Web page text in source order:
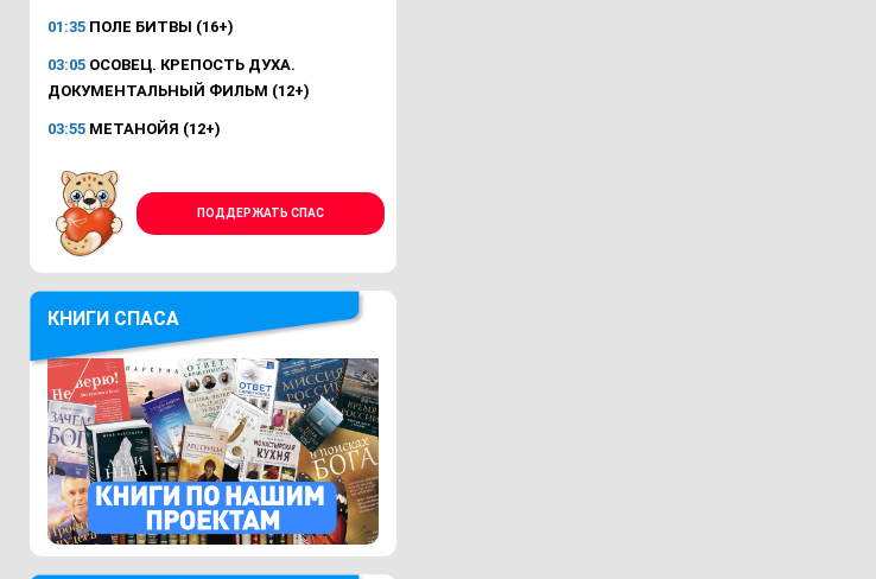
01:35 ПОЛЕ БИТВЫ (16+)
03:05 ОСОВЕЦ. КРЕПОСТЬ ДУХА.
ДОКУМЕНТАЛЬНЫЙ ФИЛЬМ (12+)
03:55 МЕТАНОЙЯ (12+)
ПОДДЕРЖАТЬ СПАС
КНИГИ СПАСА